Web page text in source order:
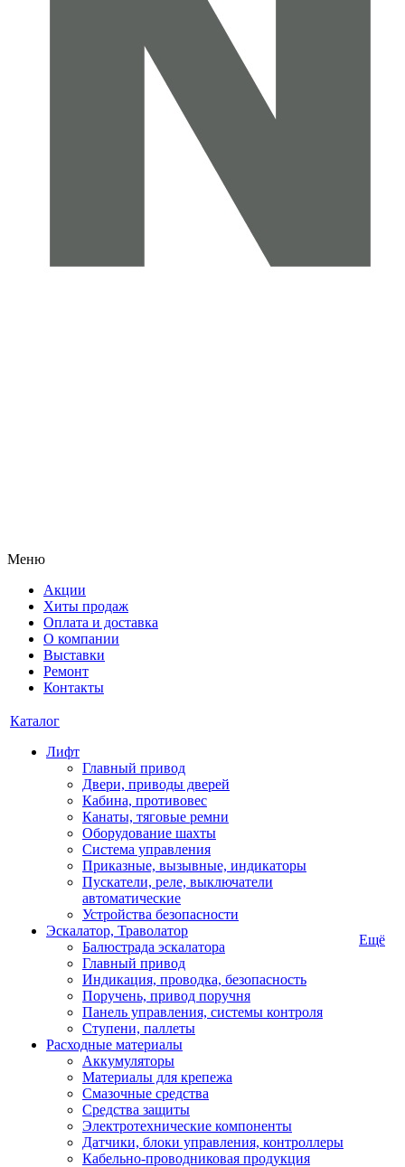
Меню
Акции
Хиты продаж
Оплата и доставка
О компании
Выставки
Ремонт
Контакты
Каталог
Лифт
Главный привод
Двери, приводы дверей
Кабина, противовес
Канаты, тяговые ремни
Оборудование шахты
Система управления
Приказные, вызывные, индикаторы
Пускатели, реле, выключатели
автоматические
Устройства безопасности
Эскалатор, Траволатор
Балюстрада эскалатора
Главный привод
Индикация, проводка, безопасность
Поручень, привод поручня
Панель управления, системы контроля
Ступени, паллеты
Расходные материалы
Аккумуляторы
Материалы для крепежа
Смазочные средства
Средства защиты
Электротехнические компоненты
Датчики, блоки управления, контроллеры
Кабельно-проводниковая продукция
Ещё